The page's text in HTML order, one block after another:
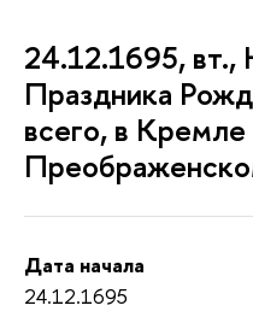
24.12.1695, вт.,
Праздника
всего, в Кремле
Дата начала
24.12.1695